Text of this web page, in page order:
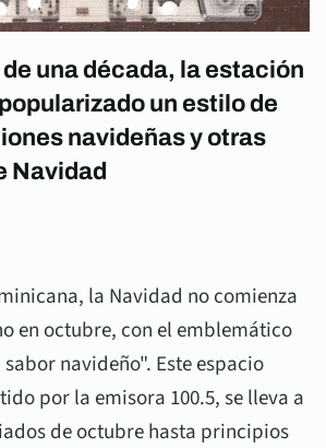
una década, la estación
un estilo de
navideñas y otras
Navidad
la Navidad no comienza
en octubre, con el emblemático
navideño". Este espacio
por la emisora 100.5, se lleva a
de octubre hasta principios